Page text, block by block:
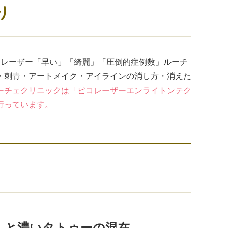
ーザー「早い」「綺麗」「圧倒的症例数」ルーチ
青・アートメイク・アイラインの消し方・消えた
チェクリニックは「ピコレーザーエンライトンテク
ています。